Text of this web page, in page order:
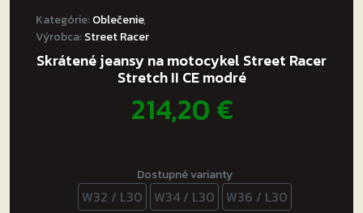
Kategórie:Oblečenie,
Výrobca:Street Racer
Skrátené jeansy na motocykel Street Racer
Stretch II CE modré
214,20€
Dostupné varianty
W32 / L30 W34 / L30 W36 / L30